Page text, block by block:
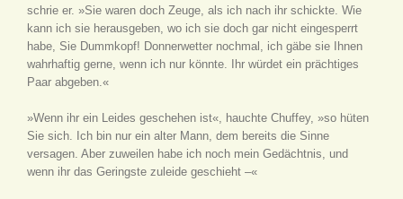
schrie er. »Sie waren doch Zeuge, als ich nach ihr schickte. Wie
kann ich sie herausgeben, wo ich sie doch gar nicht eingesperrt
habe, Sie Dummkopf! Donnerwetter nochmal, ich gäbe sie Ihnen
wahrhaftig gerne, wenn ich nur könnte. Ihr würdet ein prächtiges
Paar abgeben.«
»Wenn ihr ein Leides geschehen ist«, hauchte Chuffey, »so hüten
Sie sich. Ich bin nur ein alter Mann, dem bereits die Sinne
versagen. Aber zuweilen habe ich noch mein Gedächtnis, und
wenn ihr das Geringste zuleide geschieht –«